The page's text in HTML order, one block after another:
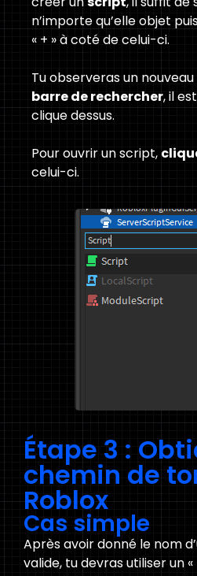
n’importe qu’elle objet
« + » à coté de celui-ci.
Tu observeras un
barre de rechercher, il
clique dessus.
Pour ouvrir un script,
celui-ci.
Étape 3 :
chemin de
Roblox
Cas simple
Après avoir donné le nom
valide, tu devras utiliser un